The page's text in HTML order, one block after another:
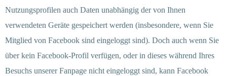
Nutzungsprofilen auch Daten unabhängig der von Ihnen
verwendeten Geräte gespeichert werden (insbesondere, wenn Sie
Mitglied von Facebook sind eingeloggt sind). Doch auch wenn Sie
über kein Facebook-Profil verfügen, oder in dieses während Ihres
Besuchs unserer Fanpage nicht eingeloggt sind, kann Facebook